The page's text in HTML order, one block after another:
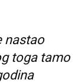
nastao
toga tamo